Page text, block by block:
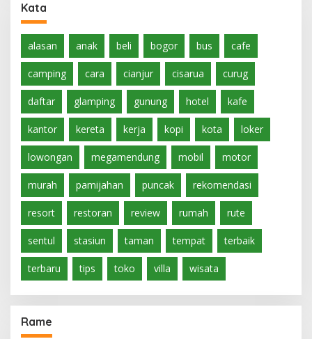
Kata
alasan anak beli bogor bus cafe
camping cara cianjur cisarua curug
daftar glamping gunung hotel kafe
kantor kereta kerja kopi kota loker
lowongan megamendung mobil motor
murah pamijahan puncak rekomendasi
resort restoran review rumah rute
sentul stasiun taman tempat terbaik
terbaru tips toko villa wisata
Rame